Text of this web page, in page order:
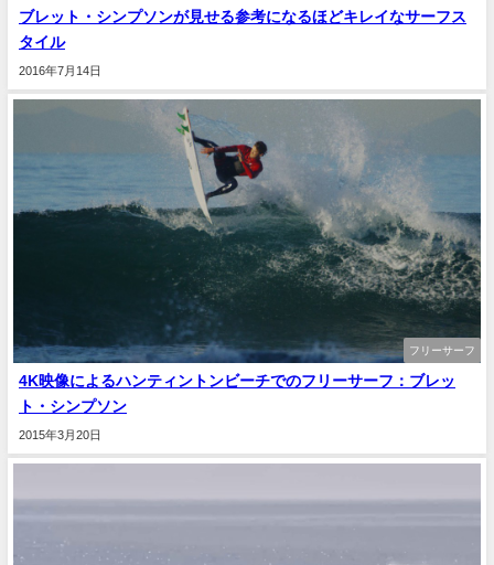
ブレット・シンプソンが見せる参考になるほどキレイなサーフス
タイル
2016年7月14日
フリーサーフ
4K映像によるハンティントンビーチでのフリーサーフ：ブレッ
ト・シンプソン
2015年3月20日